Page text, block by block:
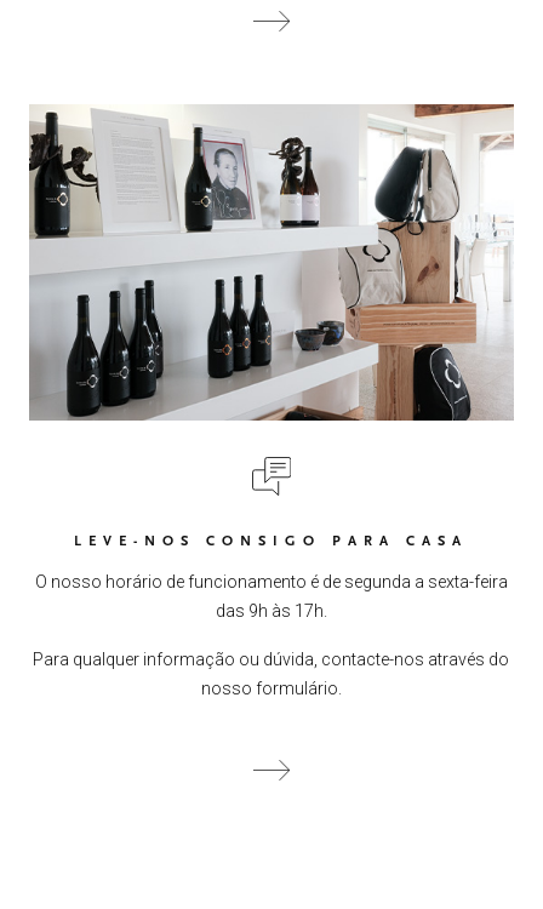
LEVE-NOS CONSIGO PARA CASA
O nosso horário de funcionamento é de segunda a sexta-feira
das 9h às 17h.
Para qualquer informação ou dúvida, contacte-nos através do
nosso formulário.